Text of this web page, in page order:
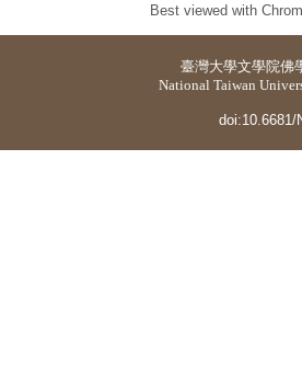
Best viewed with
臺灣大學文學院佛
National Taiwan
doi:10.6681/